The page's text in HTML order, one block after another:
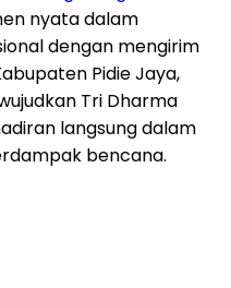
nyata dalam
dengan mengirim
Pidie Jaya,
Tri Dharma
langsung dalam
bencana.